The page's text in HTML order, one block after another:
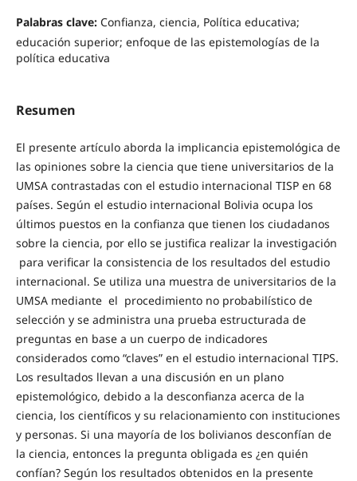
Palabras clave: Confianza, ciencia, Política educativa;
educación superior; enfoque de las epistemologías de la
política educativa
Resumen
El presente artículo aborda la implicancia epistemológica de
las opiniones sobre la ciencia que tiene universitarios de la
UMSA contrastadas con el estudio internacional TISP en 68
países. Según el estudio internacional Bolivia ocupa los
últimos puestos en la confianza que tienen los ciudadanos
sobre la ciencia, por ello se justifica realizar la investigación
para verificar la consistencia de los resultados del estudio
internacional. Se utiliza una muestra de universitarios de la
UMSA mediante el procedimiento no probabilístico de
selección y se administra una prueba estructurada de
preguntas en base a un cuerpo de indicadores
considerados como “claves” en el estudio internacional TIPS.
Los resultados llevan a una discusión en un plano
epistemológico, debido a la desconfianza acerca de la
ciencia, los científicos y su relacionamiento con instituciones
y personas. Si una mayoría de los bolivianos desconfían de
la ciencia, entonces la pregunta obligada es ¿en quién
confían? Según los resultados obtenidos en la presente